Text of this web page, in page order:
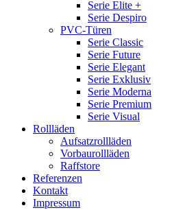
Serie Elite +
Serie Despiro
PVC-Türen
Serie Classic
Serie Future
Serie Elegant
Serie Exklusiv
Serie Moderna
Serie Premium
Serie Visual
Rollläden
Aufsatzrollläden
Vorbaurollläden
Raffstore
Referenzen
Kontakt
Impressum